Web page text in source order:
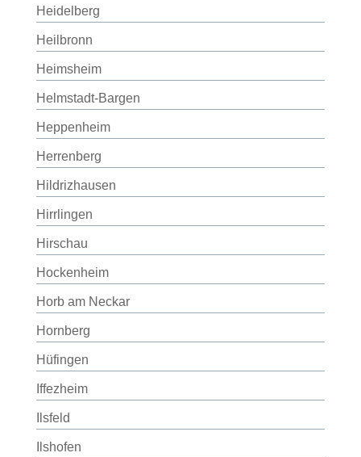
Heidelberg
Heilbronn
Heimsheim
Helmstadt-Bargen
Heppenheim
Herrenberg
Hildrizhausen
Hirrlingen
Hirschau
Hockenheim
Horb am Neckar
Hornberg
Hüfingen
Iffezheim
Ilsfeld
Ilshofen